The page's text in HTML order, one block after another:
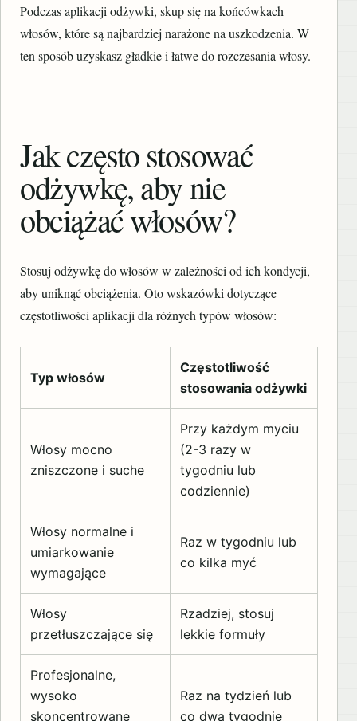
Podczas aplikacji odżywki, skup się na końcówkach
włosów, które są najbardziej narażone na uszkodzenia. W
ten sposób uzyskasz gładkie i łatwe do rozczesania włosy.
Jak często stosować
odżywkę, aby nie
obciążać włosów?
Stosuj odżywkę do włosów w zależności od ich kondycji,
aby uniknąć obciążenia. Oto wskazówki dotyczące
częstotliwości aplikacji dla różnych typów włosów:
Typ włosów
Częstotliwość
stosowania odżywki
Włosy mocno
zniszczone i suche
Przy każdym myciu
(2-3 razy w
tygodniu lub
codziennie)
Włosy normalne i
umiarkowanie
wymagające
Raz w tygodniu lub
co kilka myć
Włosy
przetłuszczające się
Rzadziej, stosuj
lekkie formuły
Profesjonalne,
wysoko
skoncentrowane
Raz na tydzień lub
co dwa tygodnie